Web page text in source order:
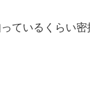
ているくらい